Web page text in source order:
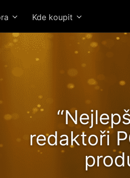
Kde koupit
redaktoři
Pro Gen2
a